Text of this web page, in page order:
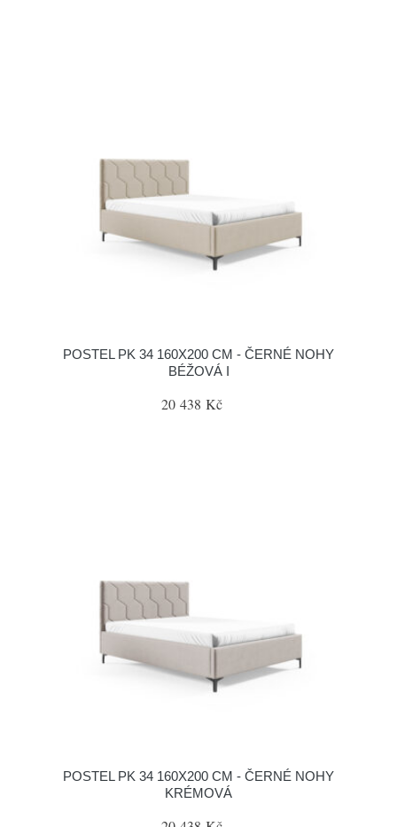
POSTEL PK 34 160X200 CM - ČERNÉ NOHY
BÉŽOVÁ I
20 438 Kč
POSTEL PK 34 160X200 CM - ČERNÉ NOHY
KRÉMOVÁ